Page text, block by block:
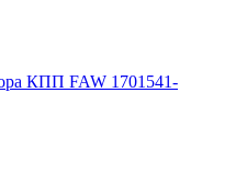
КПП FAW 1701541-